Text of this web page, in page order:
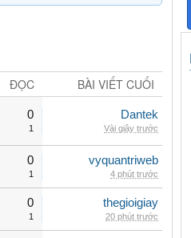
ĐỌC BÀI VIẾT CUỐI
0
1
Dantek
Vài giây trước
0
1
vyquantriweb
4 phút trước
0
1
thegioigiay
20 phút trước